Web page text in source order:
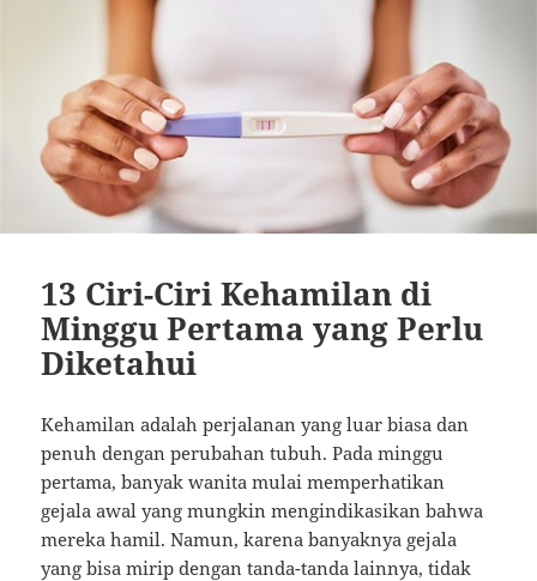
13 Ciri-Ciri Kehamilan di
Minggu Pertama yang Perlu
Diketahui
Kehamilan adalah perjalanan yang luar biasa dan
penuh dengan perubahan tubuh. Pada minggu
pertama, banyak wanita mulai memperhatikan
gejala awal yang mungkin mengindikasikan bahwa
mereka hamil. Namun, karena banyaknya gejala
yang bisa mirip dengan tanda-tanda lainnya, tidak